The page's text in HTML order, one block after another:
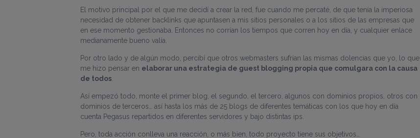
El motivo principal por el que me decidí a crear la red, fue cuando me percaté, de que tenía la imperiosa
necesidad de obtener backlinks que apuntasen a mis sitios personales o a los sitios de las empresas que
en ese momento gestionaba. Entonces no corrían los tiempos que corren hoy en día, y cualquier enlace
medianamente bueno valía.
Por otro lado y de algún modo, percibí que otros webmasters sufrían las mismas dolencias que yo, lo que
me hizo pensar en elaborar una estrategia de guest blogging propia que comulgara con la causa
de todos.
Así empezó todo, monte el primer blog, el segundo, el tercero, algunos con dominios propios, otros con
dominios de terceros… así hasta los más de 25 blogs de diferentes temáticas con los que hoy en día
cuenta Pegasus repartidos en diferentes servidores y bajo distintas ips.
Pero, toda acción conlleva una reacción, o más bien, todo proyecto tiene sus objetivos…